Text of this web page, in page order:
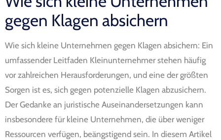
gegen Klagen absichern
Wie sich kleine Unternehmen gegen Klagen absichern: Ein
umfassender Leitfaden Kleinunternehmer stehen häufig
vor zahlreichen Herausforderungen, und eine der größten
Sorgen ist es, sich gegen potenzielle Klagen abzusichern.
Der Gedanke an juristische Auseinandersetzungen kann
insbesondere für kleine Unternehmen, die über weniger
Ressourcen verfügen, beängstigend sein. In diesem Artikel